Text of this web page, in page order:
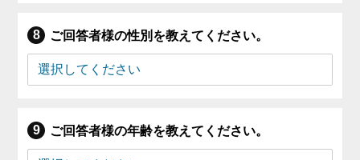
ご回答者様の性別を教えてください。
ご回答者様の年齢を教えてください。